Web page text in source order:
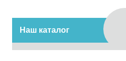
Наш каталог